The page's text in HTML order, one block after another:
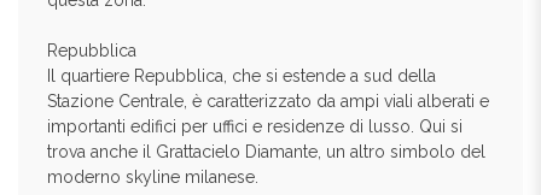
Repubblica
Il quartiere Repubblica, che si estende a sud della
Stazione Centrale, è caratterizzato da ampi viali alberati e
importanti edifici per uffici e residenze di lusso. Qui si
trova anche il Grattacielo Diamante, un altro simbolo del
moderno skyline milanese.